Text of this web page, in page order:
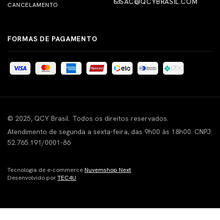
CANCELAMENTO
FORMAS DE PAGAMENTO
© 2025, QCY Brasil. Todos os direitos reservados.
Atendimento de segunda a sexta-feira, das 9h00 às 18h00. CNPJ:
52.765.191/0001-86
Tecnologia de e-commerceNuvemshop Next
Desenvolvido porTEC4U